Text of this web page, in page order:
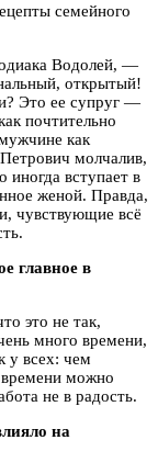
семейного
Водолей, —
открытый!
Это ее супруг —
почтительно
как
молчалив,
иногда вступает в
женой. Правда,
чувствующие всё
главное в
это не так,
много времени,
у всех: чем
времени можно
не в радость.
на